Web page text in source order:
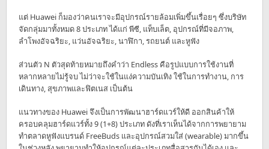
แต่ Huawei ก็มองว่าคนเราจะมีอุปกรณ์รายล้อมเพิ่มขึ้นเรื่อยๆ ซึ่งบริษัท
จัดกลุ่มมาทั้งหมด 8 ประเภท ได้แก่ พีซี, แท็บเล็ต, อุปกรณ์ที่มีจอภาพ,
ลำโพงอัจฉริยะ, แว่นอัจฉริยะ, นาฬิกา, รถยนต์ และหูฟัง
ส่วนตัว N ตัวสุดท้ายหมายถึงคำว่า Endless คือรูปแบบการใช้งานที่
หลากหลายไม่รู้จบ ไม่ว่าจะใช้ในแง่ความบันเทิง ใช้ในการทำงาน, การ
เดินทาง, สุขภาพและฟิตเนส เป็นต้น
แนวทางของ Huawei จึงเป็นการพัฒนาฮาร์ดแวร์ให้ดี ออกสินค้าให้
ครอบคลุมฮาร์ดแวร์ทั้ง 9 (1+8) ประเภท ดังที่เราเห็นได้จากการพยายาม
ทำตลาดหูฟังแบรนด์ FreeBuds และอุปกรณ์สวมใส่ (wearable) มากขึ้น